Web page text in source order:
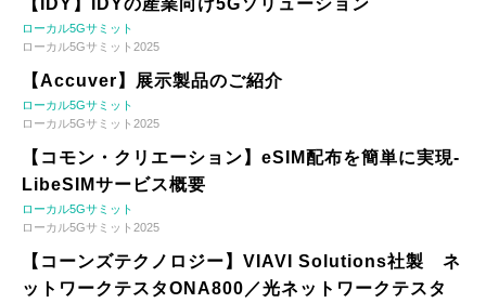
ローカル5Gサミット
ローカル5Gサミット2025
【Accuver】展示製品のご紹介
ローカル5Gサミット
ローカル5Gサミット2025
【コモン・クリエーション】eSIM配布を簡単に実現-
LibeSIMサービス概要
ローカル5Gサミット
ローカル5Gサミット2025
【コーンズテクノロジー】VIAVI Solutions社製 ネ
ットワークテスタONA800／光ネットワークテスタ